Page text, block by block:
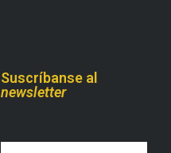
Suscríbanse al
newsletter